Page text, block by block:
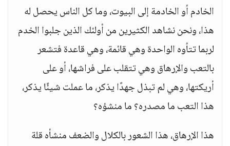
الخادم أو الخادمة إلى البيوت، وما كل الناس يحصل له
هذا، ونحن نشاهد الكثيرين من أولئك الذين جلبوا الخدم
لربما تتأوه الواحدة وهي قائمة، وهي قاعدة فتشعر
بالتعب والإرهاق وهي تتقلب على فراشها، أو على
أريكتها، وهي لم تبذل جهدًا يذكر، ما عملت شيئًا يذكر،
هذا التعب ما مصدره؟ ما منشؤه؟
هذا الإرهاق، هذا الشعور بالكلال والضعف منشأه قلة